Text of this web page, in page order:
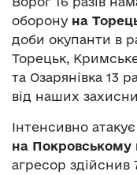
оборону на
доби окупанти в
Торецьк,
та Озарянівка 13
від наших
Інтенсивно
на Покровському
агресор